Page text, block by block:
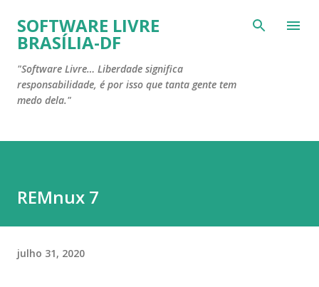
Pular para o conteúdo principal
SOFTWARE LIVRE
BRASÍLIA-DF
"Software Livre… Liberdade significa
responsabilidade, é por isso que tanta gente tem
medo dela."
REMnux 7
julho 31, 2020